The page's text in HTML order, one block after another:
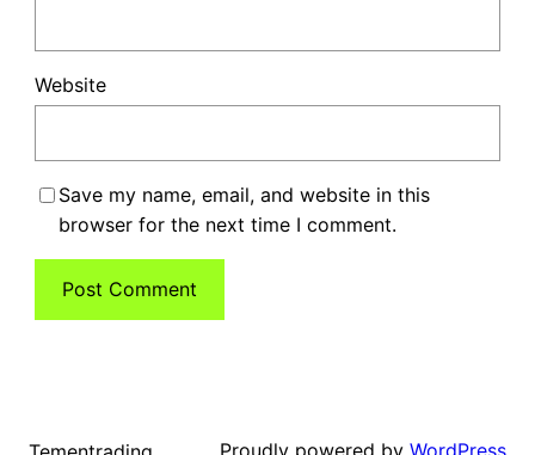
Website
Save my name, email, and website in this
browser for the next time I comment.